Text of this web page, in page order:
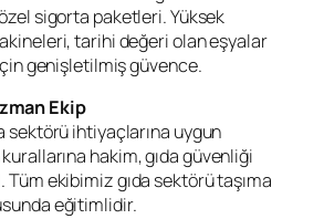
sigorta paketleri. Yüksek
tarihi değeri olan eşyalar
genişletilmiş güvence.
Ekip
sektörü ihtiyaçlarına uygun
hakim, gıda güvenliği
ekibimiz gıda sektörü taşıma
eğitimlidir.